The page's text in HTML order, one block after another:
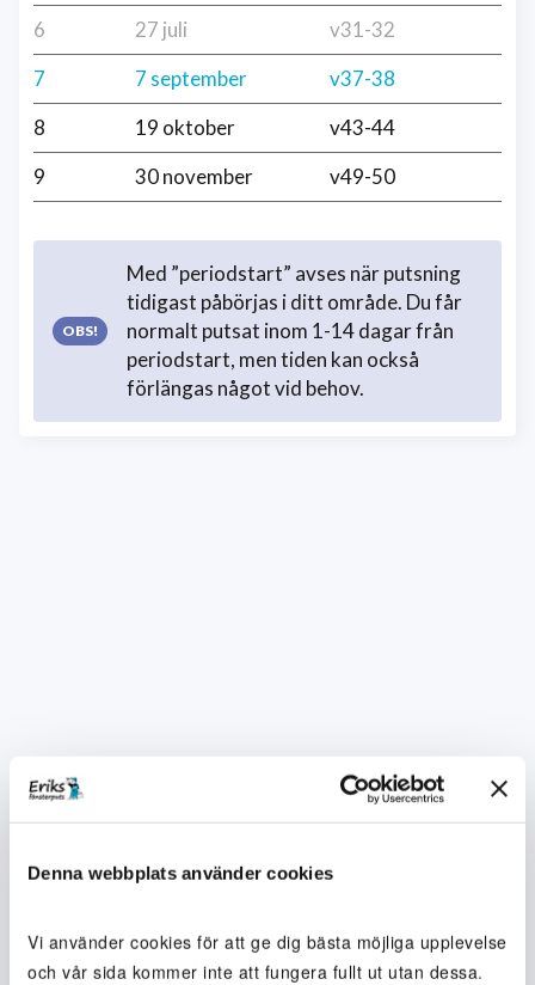
Denna webbplats använder cookies
Vi använder cookies för att ge dig bästa möjliga upplevelse
och vår sida kommer inte att fungera fullt ut utan dessa.
6
27 juli
v31-32
7
7 september
v37-38
8
19 oktober
v43-44
9
30 november v49-50
Med ”periodstart” avses när putsning
tidigast påbörjas i ditt område. Du får
normalt putsat inom 1-14 dagar från
periodstart, men tiden kan också
förlängas något vid behov.